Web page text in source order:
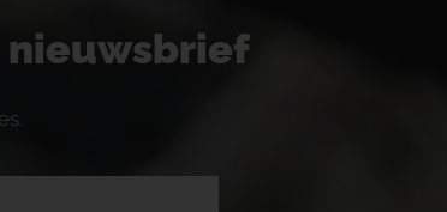
nieuwsbrief